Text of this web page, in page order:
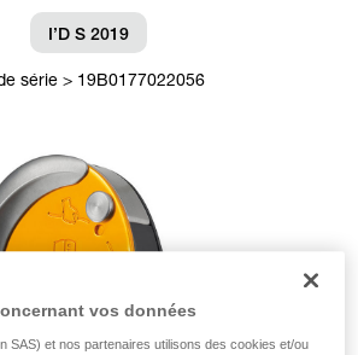
techniques nécessite une
et un entraînement spécifique. Validez
votre capacité à refaire
des exemples de techniques
activité. Il peut en exister d’autres
ne décrivons pas ici.
I’D S 2019
série > 19B0177022056
vos données
SAS) et nos partenaires utilisons des cookies et/ou